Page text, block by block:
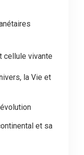
cellule vivante
la Vie et
et sa